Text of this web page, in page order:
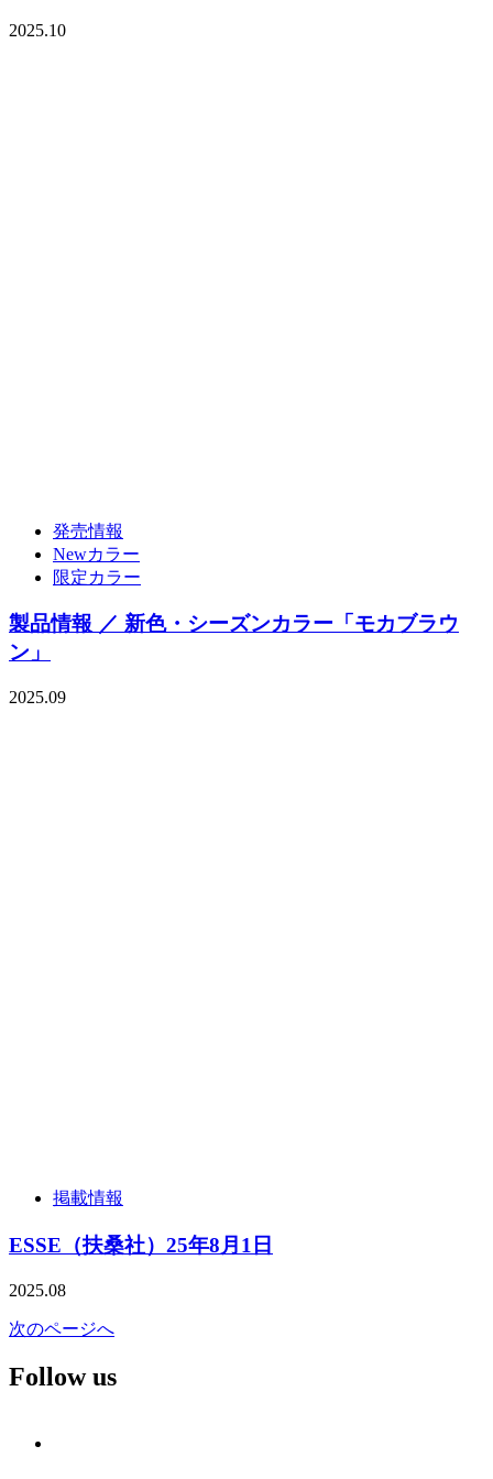
2025.10
発売情報
Newカラー
限定カラー
製品情報 ／ 新色・シーズンカラー「モカブラウ
ン」
2025.09
掲載情報
ESSE（扶桑社）25年8月1日
2025.08
次のページへ
Follow us